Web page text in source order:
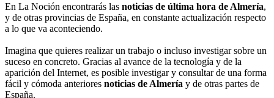
En La Noción encontrarás las noticias de última hora de Almería,
y de otras provincias de España, en constante actualización respecto
a lo que va aconteciendo.
Imagina que quieres realizar un trabajo o incluso investigar sobre un
suceso en concreto. Gracias al avance de la tecnología y de la
aparición del Internet, es posible investigar y consultar de una forma
fácil y cómoda anteriores noticias de Almería y de otras partes de
España.